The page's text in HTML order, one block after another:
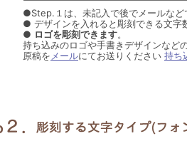
●Step.１は、未記入で後でメールなど
● デザインを入れると彫刻できる文字
● ロゴを彫刻できます。
持ち込みのロゴや手書きデザインなど
原稿を メールにてお送りください 持ち